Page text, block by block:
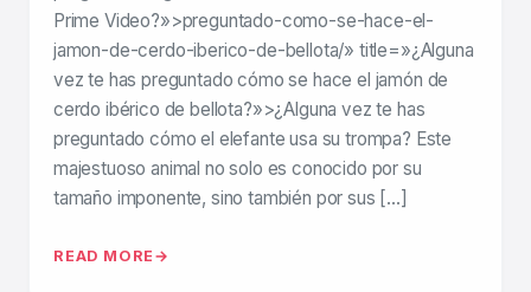
Prime Video?»>preguntado-como-se-hace-el-
jamon-de-cerdo-iberico-de-bellota/» title=»¿Alguna
vez te has preguntado cómo se hace el jamón de
cerdo ibérico de bellota?»>¿Alguna vez te has
preguntado cómo el elefante usa su trompa? Este
majestuoso animal no solo es conocido por su
tamaño imponente, sino también por sus […]
READ MORE